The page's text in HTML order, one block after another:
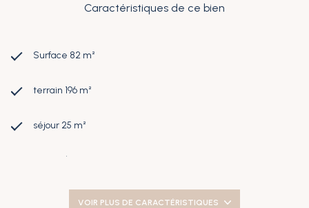
Caractéristiques de ce bien
Surface 82 m²
terrain 196 m²
séjour 25 m²
2 chambre(s)
VOIR PLUS DE CARACTÉRISTIQUES